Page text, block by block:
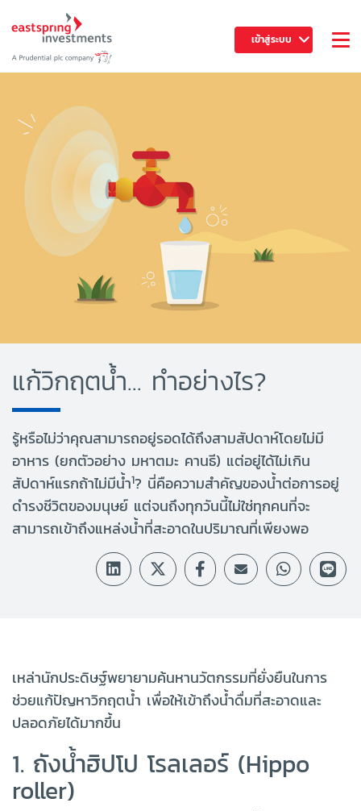
เข้าสู่ระบบ
แก้วิกฤตน้ำ... ทำอย่างไร?
รู้หรือไม่ว่าคุณสามารถอยู่รอดได้ถึงสามสัปดาห์โดยไม่มี
อาหาร (ยกตัวอย่าง มหาตมะ คานธี) แต่อยู่ได้ไม่เกิน
สัปดาห์แรกถ้าไม่มีน้ำ1? นี่คือความสำคัญของน้ำต่อการอยู่
ดำรงชีวิตของมนุษย์ แต่จนถึงทุกวันนี้ไม่ใช่ทุกคนที่จะ
สามารถเข้าถึงแหล่งน้ำที่สะอาดในปริมาณที่เพียงพอ
เหล่านักประดิษฐ์พยายามค้นหานวัตกรรมที่ยั่งยืนในการ
ช่วยแก้ปัญหาวิกฤตน้ำ เพื่อให้เข้าถึงน้ำดื่มที่สะอาดและ
ปลอดภัยได้มากขึ้น
1. ถังน้ำฮิปโป โรลเลอร์ (Hippo
roller)